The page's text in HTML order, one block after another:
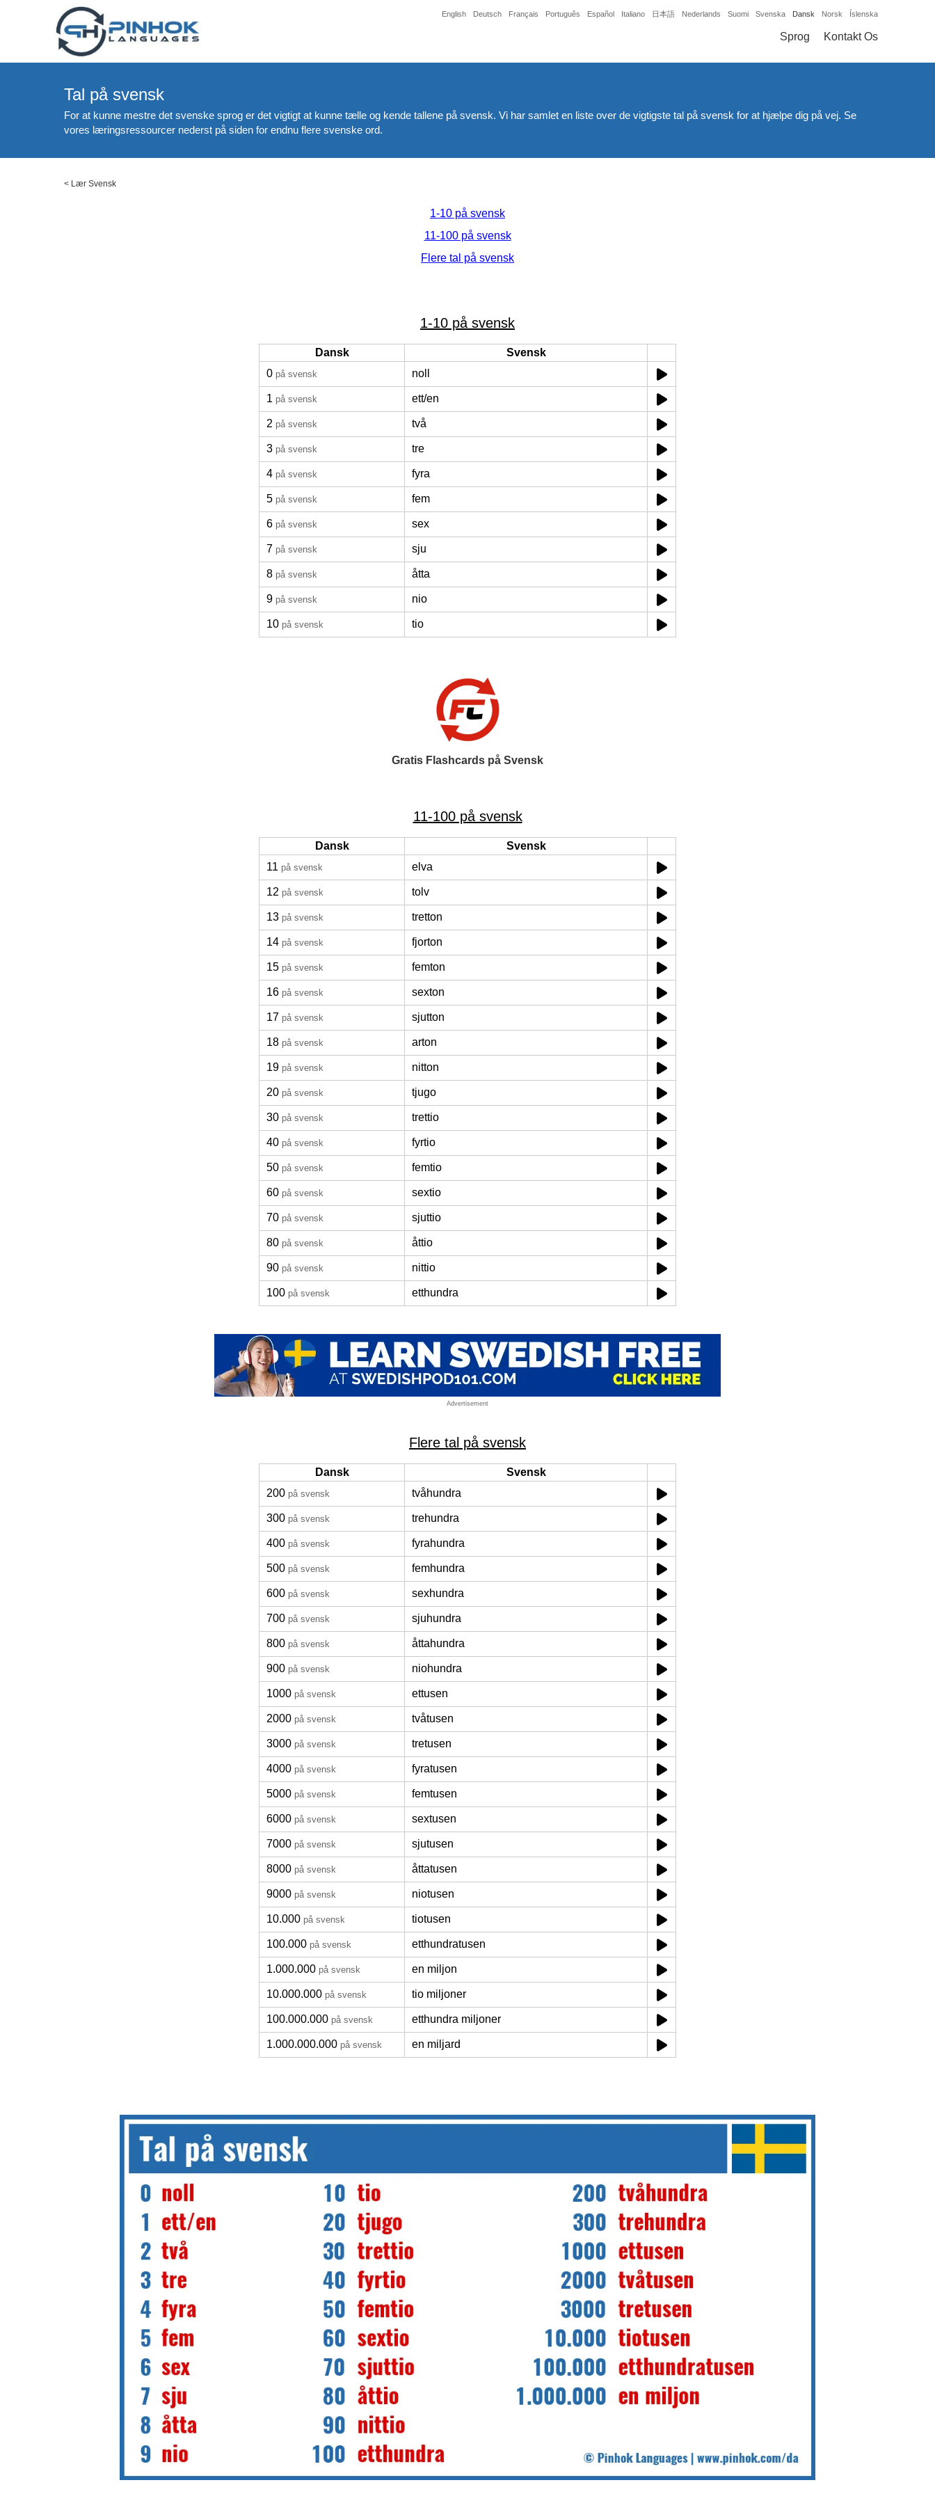
English Deutsch Français Português Español Italiano 日本語 Nederlands Suomi Svenska Dansk Norsk Íslenska
Sprog Kontakt Os
Tal på svensk
For at kunne mestre det svenske sprog er det vigtigt at kunne tælle og kende tallene på svensk. Vi har samlet en liste over de vigtigste tal på svensk for at hjælpe dig på vej. Se
vores læringsressourcer nederst på siden for endnu flere svenske ord.
< Lær Svensk
1-10 på svensk
11-100 på svensk
Flere tal på svensk
1-10 på svensk
Dansk
Svensk
0 på svensk noll
1 på svensk ett/en
2 på svensk två
3 på svensk tre
4 på svensk fyra
5 på svensk fem
6 på svensk sex
7 på svensk sju
8 på svensk åtta
9 på svensk nio
10 på svensk tio
Gratis Flashcards på Svensk
11-100 på svensk
Dansk
Svensk
11 på svensk elva
12 på svensk tolv
13 på svensk tretton
14 på svensk fjorton
15 på svensk femton
16 på svensk sexton
17 på svensk sjutton
18 på svensk arton
19 på svensk nitton
20 på svensk tjugo
30 på svensk trettio
40 på svensk fyrtio
50 på svensk femtio
60 på svensk sextio
70 på svensk sjuttio
80 på svensk åttio
90 på svensk nittio
100 på svensk etthundra
Advertisement
Flere tal på svensk
Dansk
Svensk
200 på svensk tvåhundra
300 på svensk trehundra
400 på svensk fyrahundra
500 på svensk femhundra
600 på svensk sexhundra
700 på svensk sjuhundra
800 på svensk åttahundra
900 på svensk niohundra
1000 på svensk ettusen
2000 på svensk tvåtusen
3000 på svensk tretusen
4000 på svensk fyratusen
5000 på svensk femtusen
6000 på svensk sextusen
7000 på svensk sjutusen
8000 på svensk åttatusen
9000 på svensk niotusen
10.000 på svensk tiotusen
100.000 på svensk etthundratusen
1.000.000 på svensk en miljon
10.000.000 på svensk tio miljoner
100.000.000 på svensk etthundra miljoner
1.000.000.000 på svensk en miljard